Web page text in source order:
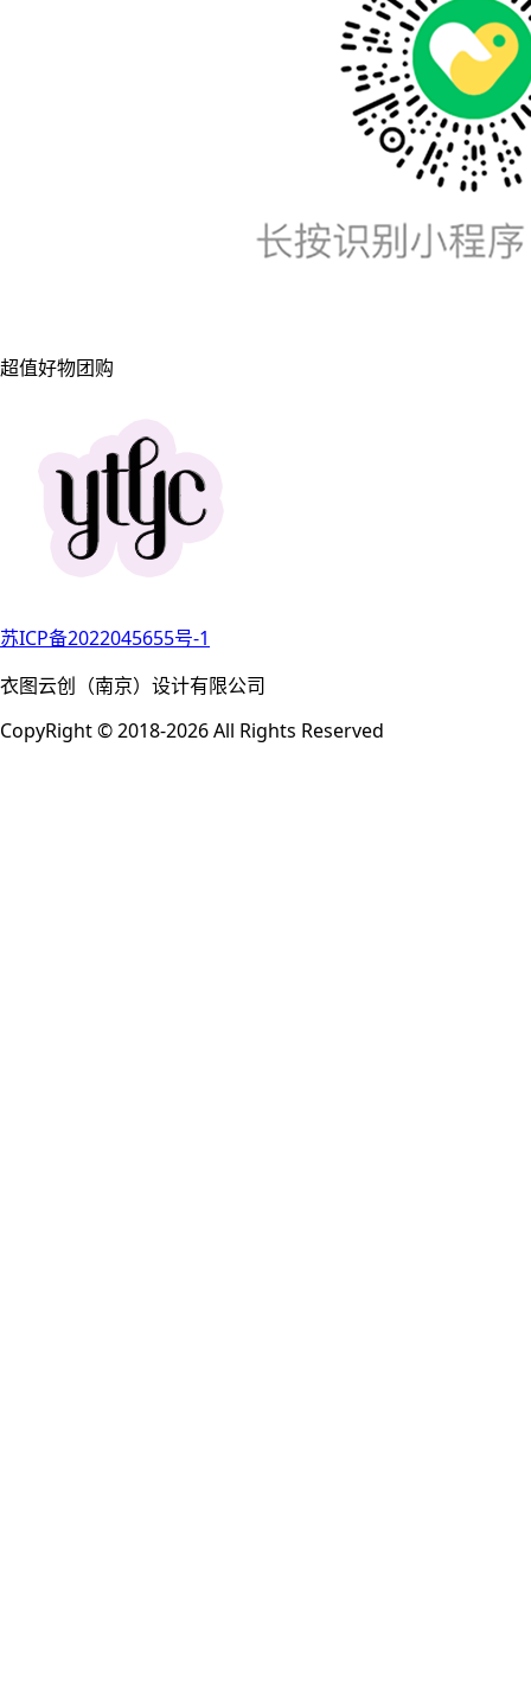
超值好物团购
苏ICP备2022045655号-1
衣图云创（南京）设计有限公司
CopyRight © 2018-2026 All Rights Reserved